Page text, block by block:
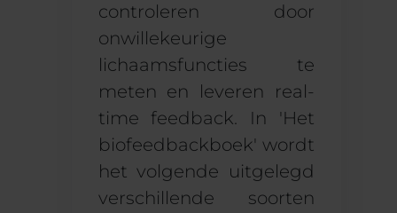
controleren door
onwillekeurige
lichaamsfuncties te
meten en leveren real-
time feedback. In 'Het
biofeedbackboek' wordt
het volgende uitgelegd
verschillende soorten